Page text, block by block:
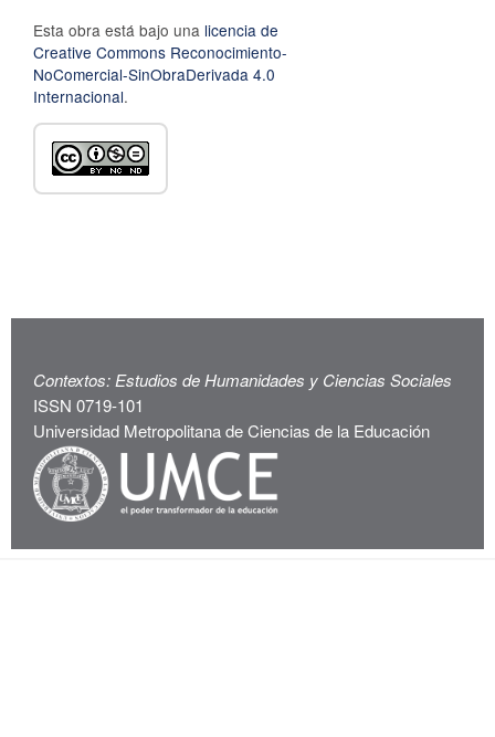
Esta obra está bajo una licencia de
Creative Commons Reconocimiento-
NoComercial-SinObraDerivada 4.0
Internacional.
Contextos: Estudios de Humanidades y Ciencias Sociales
ISSN 0719-101
Universidad Metropolitana de Ciencias de la Educación